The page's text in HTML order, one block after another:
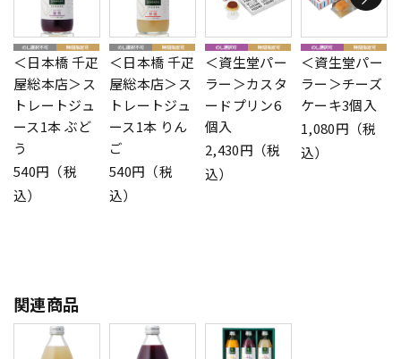
＜日本橋 千疋
屋総本店＞ス
トレートジュ
ース1本 ぶど
う
540円（税
込）
＜日本橋 千疋
屋総本店＞ス
トレートジュ
ース1本 りん
ご
540円（税
込）
＜資生堂パー
ラー＞カスタ
ードプリン6
個入
2,430円（税
込）
＜資生堂パー
ラー＞チーズ
ケーキ3個入
1,080円（税
込）
関連商品